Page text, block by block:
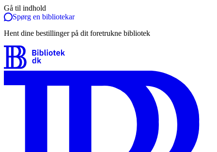
Gå til indhold
Spørg en bibliotekar
Hent dine bestillinger på dit foretrukne bibliotek